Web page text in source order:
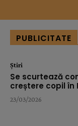
PUBLICITATE
Știri
Se scurtează
creștere copil în
23/03/2026